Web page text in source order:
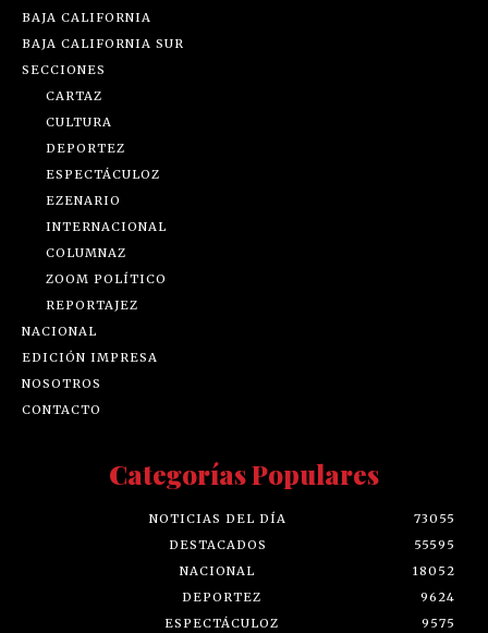
BAJA CALIFORNIA
BAJA CALIFORNIA SUR
SECCIONES
CARTAZ
CULTURA
DEPORTEZ
ESPECTÁCULOZ
EZENARIO
INTERNACIONAL
COLUMNAZ
ZOOM POLÍTICO
REPORTAJEZ
NACIONAL
EDICIÓN IMPRESA
NOSOTROS
CONTACTO
Categorías Populares
NOTICIAS DEL DÍA
73055
DESTACADOS
55595
NACIONAL
18052
DEPORTEZ
9624
ESPECTÁCULOZ
9575